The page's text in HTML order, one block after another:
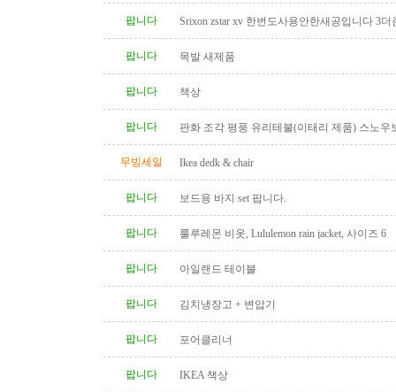
팝니다 Srixon zstar xv 한번도사용안한새공입니다 3더
팝니다 목발 새제품
팝니다 책상
팝니다
판화 조각 평풍 유리테불(이태리 제품) 스노우
무빙세일
Ikea dedk & chair
팝니다 보드용 바지 set 팝니다.
팝니다 룰루레몬 비옷, Lululemon rain jacket, 사이즈 6
팝니다 아일랜드 테이블
팝니다 김치냉장고 + 변압기
팝니다 포어클리너
팝니다 IKEA 책상